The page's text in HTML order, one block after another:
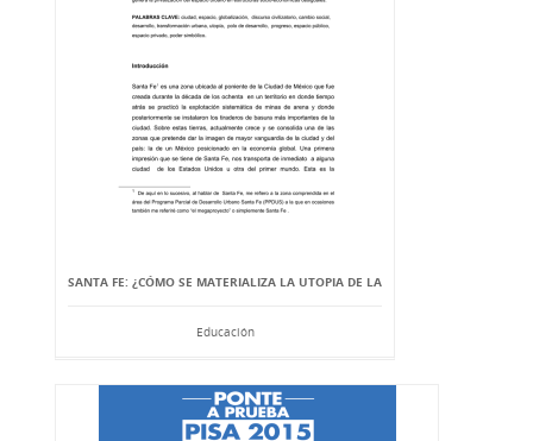
SANTA FE: ¿CÓMO SE MATERIALIZA LA UTOPIA DE LA
Educación